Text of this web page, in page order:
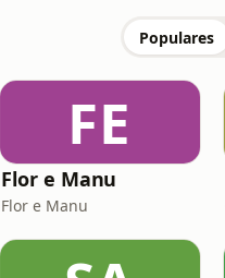
Populares
FE
Flor e Manu
Flor e Manu